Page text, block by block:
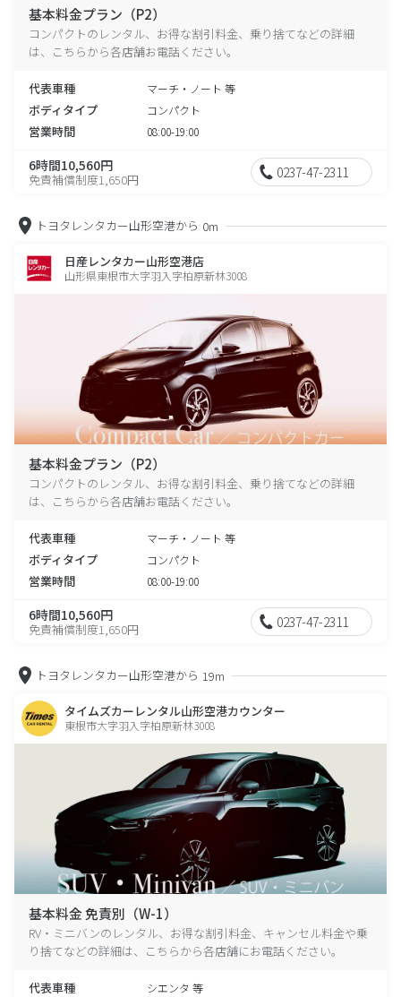
基本料金プラン（P2）
コンパクトのレンタル、お得な割引料金、乗り捨てなどの詳細
は、こちらから各店舗お電話ください。
代表車種 マーチ・ノート 等
ボディタイプ コンパクト
営業時間 08:00-19:00
6時間10,560円
免責補償制度1,650円 0237-47-2311
トヨタレンタカー山形空港から 0m
日産レンタカー山形空港店
山形県東根市大字羽入字柏原新林3008
基本料金プラン（P2）
コンパクトのレンタル、お得な割引料金、乗り捨てなどの詳細
は、こちらから各店舗お電話ください。
代表車種 マーチ・ノート 等
ボディタイプ コンパクト
営業時間 08:00-19:00
6時間10,560円
免責補償制度1,650円 0237-47-2311
トヨタレンタカー山形空港から 19m
タイムズカーレンタル山形空港カウンター
東根市大字羽入字柏原新林3008
基本料金 免責別（W-1）
RV・ミニバンのレンタル、お得な割引料金、キャンセル料金や乗
り捨てなどの詳細は、こちらから各店舗にお電話ください。
代表車種 シエンタ 等